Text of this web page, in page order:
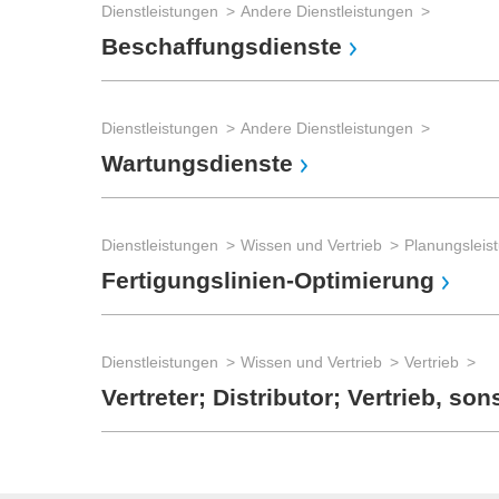
Dienstleistungen Andere Dienstleistungen
Beschaffungsdienste
Dienstleistungen Andere Dienstleistungen
Wartungsdienste
Dienstleistungen Wissen und Vertrieb
Fertigungslinien-Optimierung
Dienstleistungen Wissen und Vertrieb Vertrieb
Vertreter; Distributor; Vertrieb,